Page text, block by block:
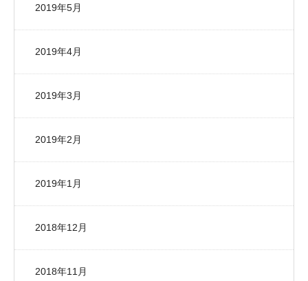
2019年5月
2019年4月
2019年3月
2019年2月
2019年1月
2018年12月
2018年11月